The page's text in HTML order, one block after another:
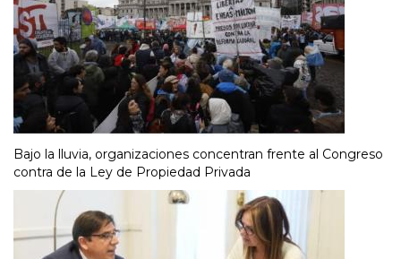
Bajo la lluvia, organizaciones concentran frente al Congreso
contra de la Ley de Propiedad Privada